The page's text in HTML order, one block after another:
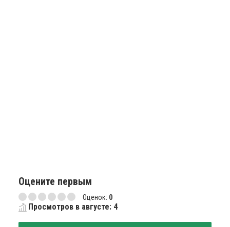
Оцените первым
Оценок: 0
Просмотров в августе: 4